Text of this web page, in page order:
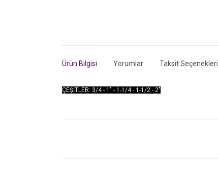
Ürün Bilgisi Yorumlar Taksit Seçenekleri
ÇEŞİTLER: 3/4 - 1" - 1-1/4 - 1-1/2 - 2"